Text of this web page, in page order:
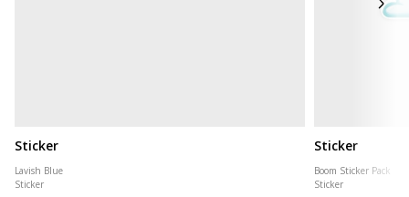
Sticker
Lavish Blue
Sticker
Sticker
Boom Sticker Pack
Sticker